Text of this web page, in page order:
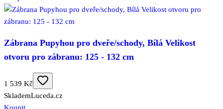
Zábrana Pupyhou pro dveře/schody, Bílá Velikost
otvoru pro zábranu: 125 - 132 cm
1 539 Kč
SklademLuceda.cz
Koupit